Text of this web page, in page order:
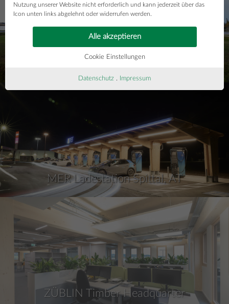
Neues Office-Gebäude Preding
MER Ladestation Spittal, AT
ZÜBLIN Timber Headquarter
Nutzung unserer Website nicht erforderlich und kann jederzeit über das
Icon unten links abgelehnt oder widerrufen werden.
Cookie Einstellungen
Alle akzeptieren
Datenschutz Impressum